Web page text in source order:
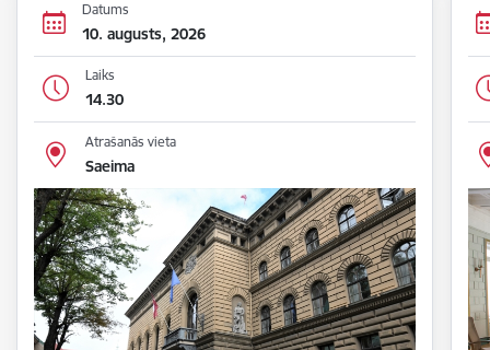
Datums
10. augusts, 2026
Laiks
14.30
Atrašanās vieta
Saeima